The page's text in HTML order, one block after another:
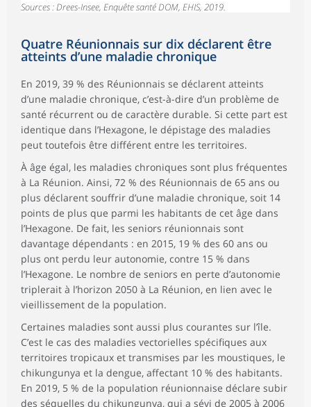
Sources : Drees-Insee, Enquête santé DOM, EHIS, 2019.
Quatre Réunionnais sur dix déclarent être
atteints d’une maladie chronique
En 2019, 39 % des Réunionnais se déclarent atteints
d’une maladie chronique, c’est-à-dire d’un problème de
santé récurrent ou de caractère durable. Si cette part est
identique dans l’Hexagone, le dépistage des maladies
peut toutefois être différent entre les territoires.
À âge égal, les maladies chroniques sont plus fréquentes
à La Réunion. Ainsi, 72 % des Réunionnais de 65 ans ou
plus déclarent souffrir d’une maladie chronique, soit 14
points de plus que parmi les habitants de cet âge dans
l’Hexagone. De fait, les seniors réunionnais sont
davantage dépendants : en 2015, 19 % des 60 ans ou
plus ont perdu leur autonomie, contre 15 % dans
l’Hexagone. Le nombre de seniors en perte d’autonomie
triplerait à l’horizon 2050 à La Réunion, en lien avec le
vieillissement de la population.
Certaines maladies sont aussi plus courantes sur l’île.
C’est le cas des maladies vectorielles spécifiques aux
territoires tropicaux et transmises par les moustiques, le
chikungunya et la dengue, affectant 10 % des habitants.
En 2019, 5 % de la population réunionnaise déclare subir
des séquelles du chikungunya, qui a sévi de 2005 à 2006